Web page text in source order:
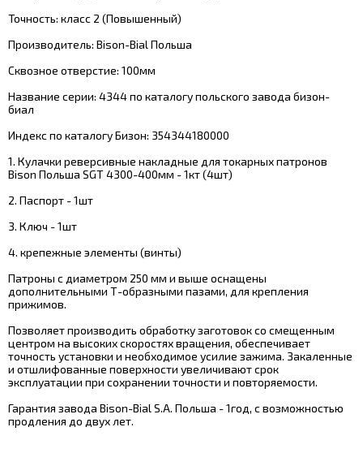
Точность: класс 2 (Повышенный)
Производитель: Bison-Bial Польша
Сквозное отверстие: 100мм
Название серии: 4344 по каталогу польского завода бизон-
биал
Индекс по каталогу Бизон: 354344180000
1. Кулачки реверсивные накладные для токарных патронов
Bison Польша SGT 4300-400мм - 1кт (4шт)
2. Паспорт - 1шт
3. Ключ - 1шт
4. крепежные элементы (винты)
Патроны с диаметром 250 мм и выше оснащены
дополнительными Т-образными пазами, для крепления
прижимов.
Позволяет производить обработку заготовок со смещенным
центром на высоких скоростях вращения, обеспечивает
точность установки и необходимое усилие зажима. Закаленные
и отшлифованные поверхности увеличивают срок
эксплуатации при сохранении точности и повторяемости.
Гарантия завода Bison-Bial S.A. Польша - 1год, с возможностью
продления до двух лет.